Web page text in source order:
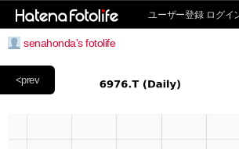
ユーザー登録 ログイ
senahonda's fotolife
<prev